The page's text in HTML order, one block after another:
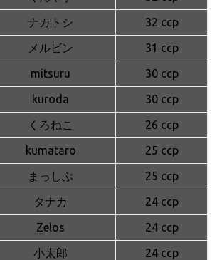
ナカトシ
32 ccp
メルビン
31 ccp
mitsuru
30 ccp
kuroda
30 ccp
くろねこ
26 ccp
kumataro
25 ccp
まっしぶ
25 ccp
タナカ
24 ccp
Zelos
24 ccp
小太郎
24 ccp